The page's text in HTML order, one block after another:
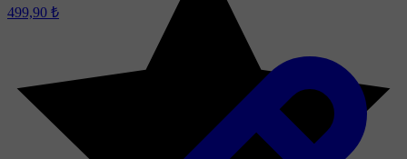
499,90 ₺